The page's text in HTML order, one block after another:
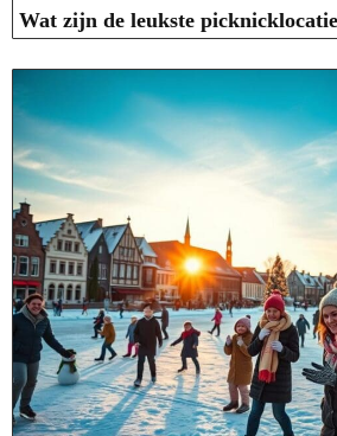
Wat zijn de leukste